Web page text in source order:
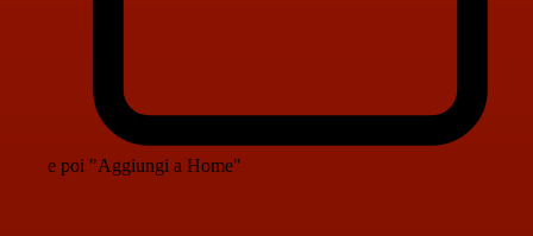
e poi "Aggiungi a Home"